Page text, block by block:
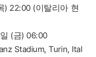
) 22:00 (이탈리아 현
(금) 06:00
Stadium, Turin, Ital